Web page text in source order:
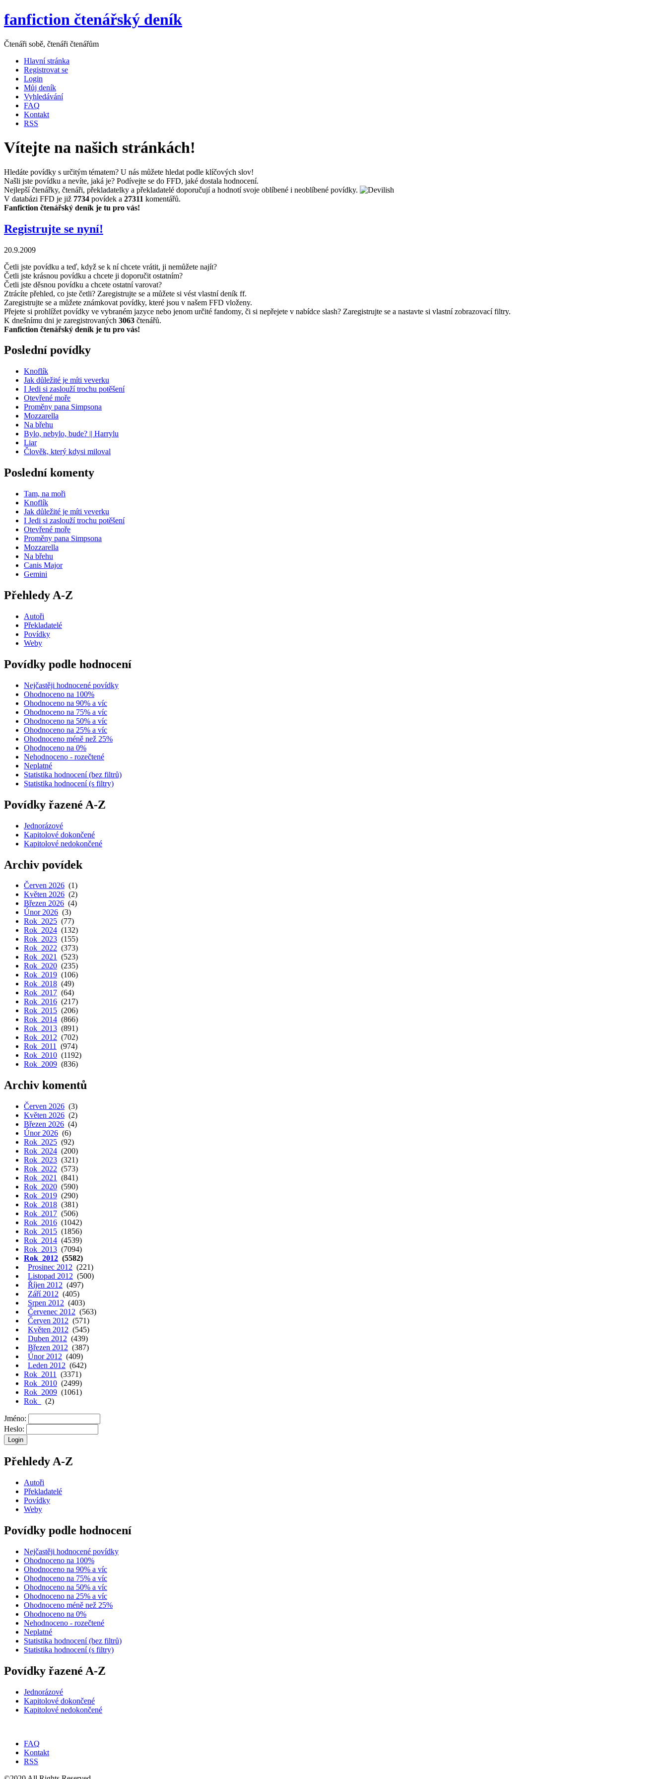
fanfiction čtenářský deník
Čtenáři sobě, čtenáři čtenářům
Hlavní stránka
Registrovat se
Login
Můj deník
Vyhledávání
FAQ
Kontakt
RSS
Vítejte na našich stránkách!
Hledáte povídky s určitým tématem? U nás můžete hledat podle klíčových slov!
Našli jste povídku a nevíte, jaká je? Podívejte se do FFD, jaké dostala hodnocení.
Nejlepší čtenářky, čtenáři, překladatelky a překladatelé doporučují a hodnotí svoje oblíbené i neoblíbené povídky.
V databázi FFD je již 7734 povídek a 27311 komentářů.
Fanfiction čtenářský deník je tu pro vás!
Registrujte se nyní!
20.9.2009
Četli jste povídku a teď, když se k ní chcete vrátit, ji nemůžete najít?
Četli jste krásnou povídku a chcete ji doporučit ostatním?
Četli jste děsnou povídku a chcete ostatní varovat?
Ztrácíte přehled, co jste četli? Zaregistrujte se a můžete si vést vlastní deník ff.
Zaregistrujte se a můžete známkovat povídky, které jsou v našem FFD vloženy.
Přejete si prohlížet povídky ve vybraném jazyce nebo jenom určité fandomy, či si nepřejete v nabídce slash? Zaregistrujte se a nastavte si vlastní zobrazovací filtry.
K dnešnímu dni je zaregistrovaných 3063 čtenářů.
Fanfiction čtenářský deník je tu pro vás!
Poslední povídky
Knoflík
Jak důležité je míti veverku
I Jedi si zaslouží trochu potěšení
Otevřené moře
Proměny pana Simpsona
Mozzarella
Na břehu
Bylo, nebylo, bude? || Harrylu
Liar
Člověk, který kdysi miloval
Poslední komenty
Tam, na moři
Knoflík
Jak důležité je míti veverku
I Jedi si zaslouží trochu potěšení
Otevřené moře
Proměny pana Simpsona
Mozzarella
Na břehu
Canis Major
Gemini
Přehledy A-Z
Autoři
Překladatelé
Povídky
Weby
Povídky podle hodnocení
Nejčastěji hodnocené povídky
Ohodnoceno na 100%
Ohodnoceno na 90% a víc
Ohodnoceno na 75% a víc
Ohodnoceno na 50% a víc
Ohodnoceno na 25% a víc
Ohodnoceno méně než 25%
Ohodnoceno na 0%
Nehodnoceno - rozečtené
Neplatné
Statistika hodnocení (bez filtrů)
Statistika hodnocení (s filtry)
Povídky řazené A-Z
Jednorázové
Kapitolové dokončené
Kapitolové nedokončené
Archiv povídek
Červen 2026 (1)
Květen 2026 (2)
Březen 2026 (4)
Únor 2026 (3)
Rok 2025 (77)
Rok 2024 (132)
Rok 2023 (155)
Rok 2022 (373)
Rok 2021 (523)
Rok 2020 (235)
Rok 2019 (106)
Rok 2018 (49)
Rok 2017 (64)
Rok 2016 (217)
Rok 2015 (206)
Rok 2014 (866)
Rok 2013 (891)
Rok 2012 (702)
Rok 2011 (974)
Rok 2010 (1192)
Rok 2009 (836)
Archiv komentů
Červen 2026 (3)
Květen 2026 (2)
Březen 2026 (4)
Únor 2026 (6)
Rok 2025 (92)
Rok 2024 (200)
Rok 2023 (321)
Rok 2022 (573)
Rok 2021
(841)
Rok 2020 (590)
Rok 2019 (290)
Rok 2018 (381)
Rok 2017 (506)
Rok 2016 (1042)
Rok 2015 (1856)
Rok 2014 (4539)
Rok 2013 (7094)
Rok 2012 (5582)
Prosinec 2012 (221)
Listopad 2012 (500)
Říjen 2012 (497)
Září 2012 (405)
Srpen 2012 (403)
Červenec 2012 (563)
Červen 2012 (571)
Květen 2012 (545)
Duben 2012 (439)
Březen 2012 (387)
Únor 2012 (409)
Leden 2012 (642)
Rok 2011
(3371)
Rok 2010 (2499)
Rok 2009 (1061)
Rok
(2)
Jméno:
Heslo:
Přehledy A-Z
Autoři
Překladatelé
Povídky
Weby
Povídky podle hodnocení
Nejčastěji hodnocené povídky
Ohodnoceno na 100%
Ohodnoceno na 90% a víc
Ohodnoceno na 75% a víc
Ohodnoceno na 50% a víc
Ohodnoceno na 25% a víc
Ohodnoceno méně než 25%
Ohodnoceno na 0%
Nehodnoceno - rozečtené
Neplatné
Statistika hodnocení (bez filtrů)
Statistika hodnocení (s filtry)
Povídky řazené A-Z
Jednorázové
Kapitolové dokončené
Kapitolové nedokončené
FAQ
Kontakt
RSS